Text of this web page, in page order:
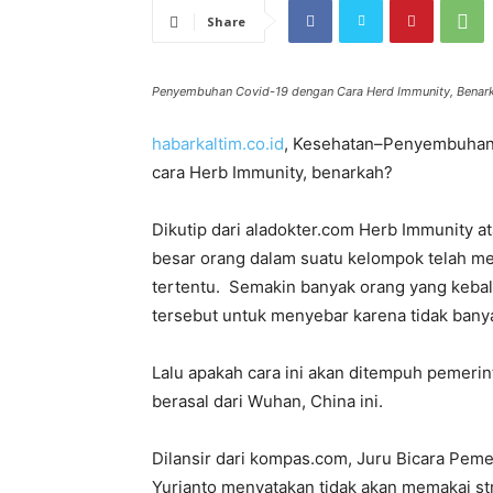
Share
Penyembuhan Covid-19 dengan Cara Herd Immunity,
habarkaltim.co.id,
cara Herb Immunity, benarkah?
Dikutip dari aladokter.com Herb Immunity
besar orang dalam suatu kelompok telah
tertentu. Semakin banyak orang yang
tersebut untuk menyebar karena tidak
Lalu apakah cara ini akan ditempuh
berasal dari Wuhan, China ini.
Dilansir dari kompas.com, Juru Bicara
Yurianto menyatakan tidak akan memakai